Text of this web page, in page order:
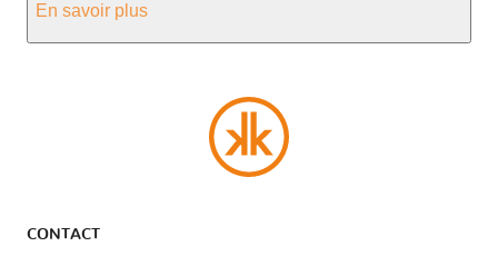
En savoir plus
CONTACT